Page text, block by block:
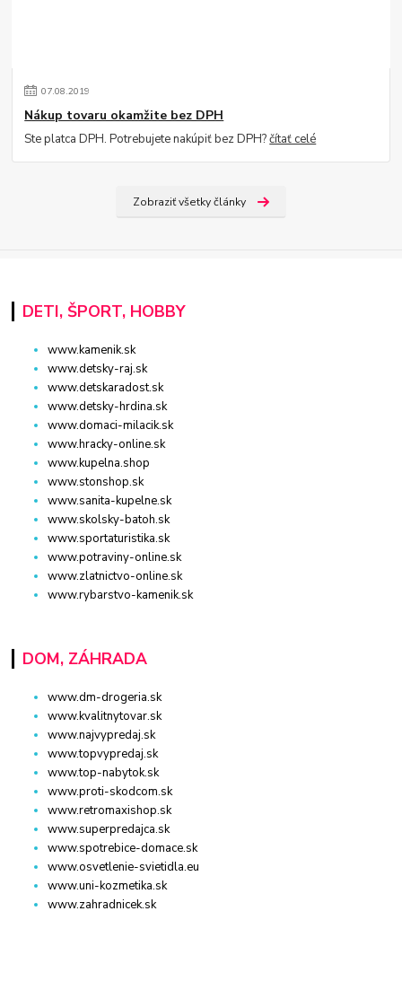
07.08.2019
Nákup tovaru okamžite bez DPH
Ste platca DPH. Potrebujete nakúpiť bez DPH?čítať celé
Zobraziť všetky články
DETI, ŠPORT, HOBBY
www.kamenik.sk
www.detsky-raj.sk
www.detskaradost.sk
www.detsky-hrdina.sk
www.domaci-milacik.sk
www.hracky-online.sk
www.kupelna.shop
www.stonshop.sk
www.sanita-kupelne.sk
www.skolsky-batoh.sk
www.sportaturistika.sk
www.potraviny-online.sk
www.zlatnictvo-online.sk
www.rybarstvo-kamenik.sk
DOM, ZÁHRADA
www.dm-drogeria.sk
www.kvalitnytovar.sk
www.najvypredaj.sk
www.topvypredaj.sk
www.top-nabytok.sk
www.proti-skodcom.sk
www.retromaxishop.sk
www.superpredajca.sk
www.spotrebice-domace.sk
www.osvetlenie-svietidla.eu
www.uni-kozmetika.sk
www.zahradnicek.sk